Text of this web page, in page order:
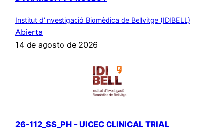
Institut d’Investigació Biomèdica de Bellvitge (IDIBELL)
Abierta
14 de agosto de 2026
26-112_SS_PH – UICEC CLINICAL TRIAL